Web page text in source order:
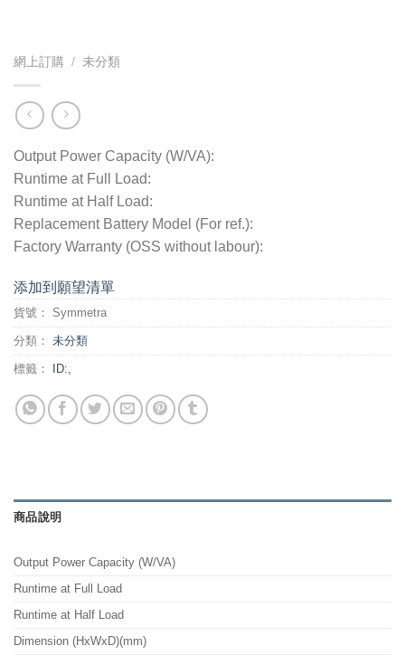
網上訂購 / 未分類
Output Power Capacity (W/VA):
Runtime at Full Load:
Runtime at Half Load:
Replacement Battery Model (For ref.):
Factory Warranty (OSS without labour):
添加到願望清單
貨號： Symmetra
分類： 未分類
標籤： ID:,
商品說明
Output Power Capacity (W/VA)
Runtime at Full Load
Runtime at Half Load
Dimension (HxWxD)(mm)